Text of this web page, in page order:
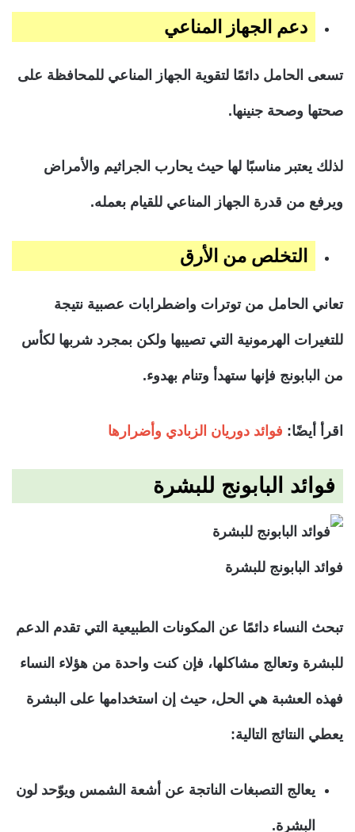
دعم الجهاز المناعي
تسعى الحامل دائمًا لتقوية الجهاز المناعي للمحافظة على
صحتها وصحة جنينها.
لذلك يعتبر مناسبًا لها حيث يحارب الجراثيم والأمراض
ويرفع من قدرة الجهاز المناعي للقيام بعمله.
التخلص من الأرق
تعاني الحامل من توترات واضطرابات عصبية نتيجة
للتغيرات الهرمونية التي تصيبها ولكن بمجرد شربها لكأس
من البابونج فإنها ستهدأ وتنام بهدوء.
اقرأ أيضًا: فوائد دوريان الزبادي وأضرارها
فوائد البابونج للبشرة
فوائد البابونج للبشرة
تبحث النساء دائمًا عن المكونات الطبيعية التي تقدم الدعم
للبشرة وتعالج مشاكلها، فإن كنت واحدة من هؤلاء النساء
فهذه العشبة هي الحل، حيث إن استخدامها على البشرة
يعطي النتائج التالية:
يعالج التصبغات الناتجة عن أشعة الشمس ويوّحد لون
البشرة.